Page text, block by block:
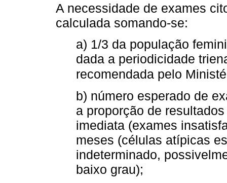
A necessidade de exames
calculada somando-se:
a) 1/3 da população
dada a periodicidade
recomendada pelo
b) número esperado de
a proporção de
imediata (exames
meses (células atípicas
indeterminado,
baixo grau);